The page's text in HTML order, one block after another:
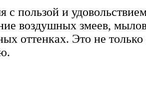
пользой и
воздушных змеев,
оттенках. Это не